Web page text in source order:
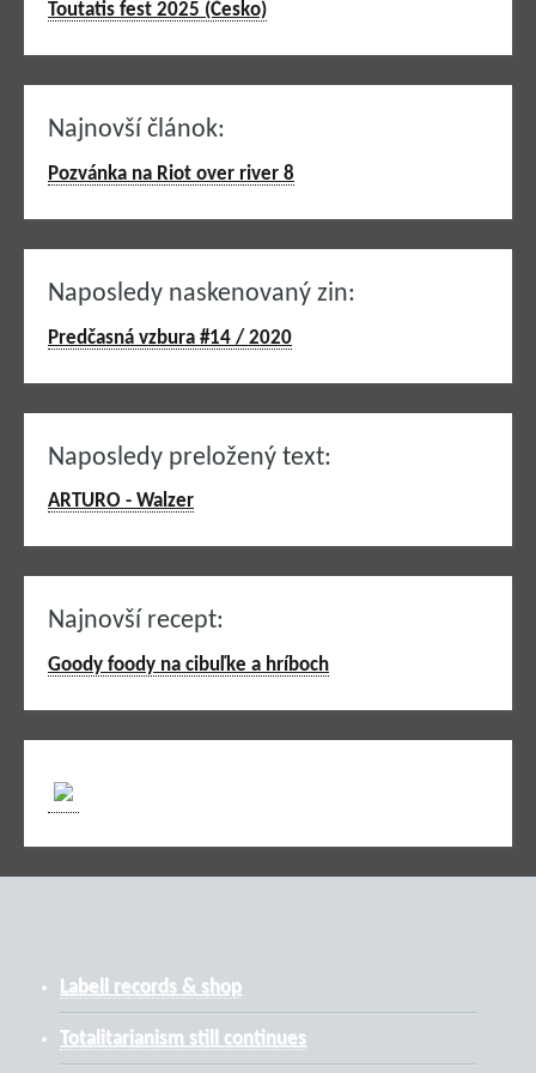
Toutatis fest 2025 (Česko)
Najnovší článok:
Pozvánka na Riot over river 8
Naposledy naskenovaný zin:
Predčasná vzbura #14 / 2020
Naposledy preložený text:
ARTURO - Walzer
Najnovší recept:
Goody foody na cibuľke a hríboch
Labell records & shop
Totalitarianism still continues